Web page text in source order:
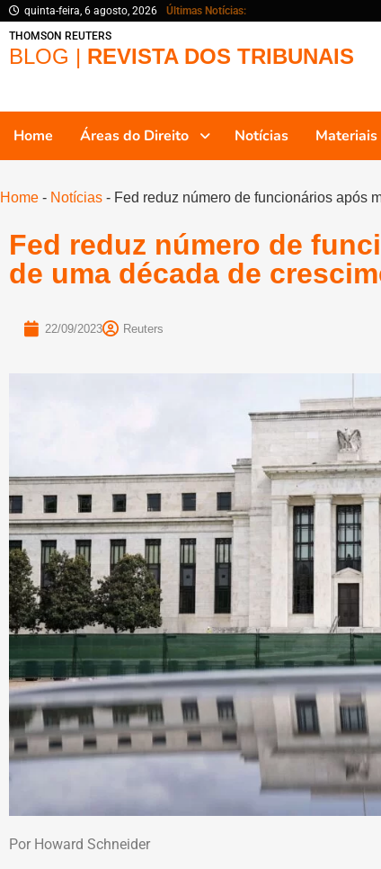
quinta-feira, 6 agosto, 2026
Últimas Notícias:
THOMSON REUTERS
BLOG | REVISTA DOS TRIBUNAIS
Home Áreas do Direito Notícias
Home - Notícias - Fed reduz número de funcionários após
Fed reduz número de
de uma década de
22/09/2023 Reuters
Por Howard Schneider